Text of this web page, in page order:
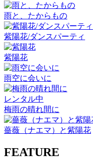
雨と、たからもの
紫陽花/ダンスパーティ
紫陽花
雨空に会いに
レンタル中
梅雨の晴れ間に
薔薇（ナエマ）と紫陽花
FEATURE